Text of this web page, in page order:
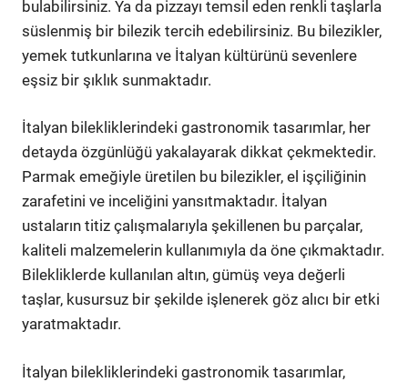
bulabilirsiniz. Ya da pizzayı temsil eden renkli taşlarla
süslenmiş bir bilezik tercih edebilirsiniz. Bu bilezikler,
yemek tutkunlarına ve İtalyan kültürünü sevenlere
eşsiz bir şıklık sunmaktadır.
İtalyan bilekliklerindeki gastronomik tasarımlar, her
detayda özgünlüğü yakalayarak dikkat çekmektedir.
Parmak emeğiyle üretilen bu bilezikler, el işçiliğinin
zarafetini ve inceliğini yansıtmaktadır. İtalyan
ustaların titiz çalışmalarıyla şekillenen bu parçalar,
kaliteli malzemelerin kullanımıyla da öne çıkmaktadır.
Bilekliklerde kullanılan altın, gümüş veya değerli
taşlar, kusursuz bir şekilde işlenerek göz alıcı bir etki
yaratmaktadır.
İtalyan bilekliklerindeki gastronomik tasarımlar,